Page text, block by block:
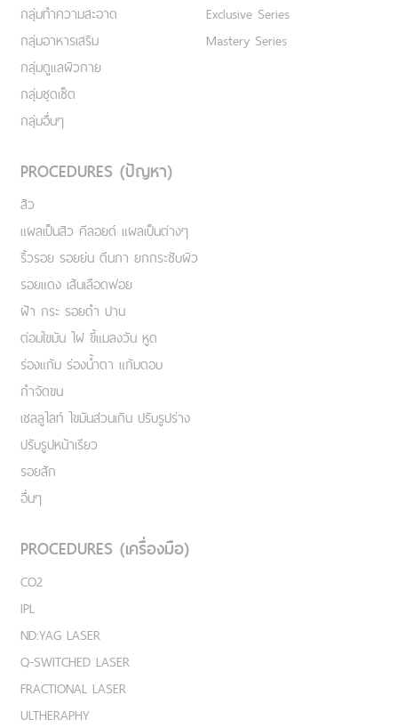
กลุ่มทำความสะอาด
กลุ่มอาหารเสริม
กลุ่มดูแลผิวกาย
กลุ่มชุดเซ็ต
กลุ่มอื่นๆ
Exclusive Series
Mastery Series
PROCEDURES (ปัญหา)
สิว
แผลเป็นสิว คีลอยด์ แผลเป็นต่างๆ
ริ้วรอย รอยย่น ตีนกา ยกกระชับผิว
รอยแดง เส้นเลือดฟอย
ฝ้า กระ รอยดำ ปาน
ต่อมไขมัน ไฝ ขี้แมลงวัน หูด
ร่องแก้ม ร่องน้ำตา แก้มตอบ
กำจัดขน
เชลลูไลท์ ไขมันส่วนเกิน ปรับรูปร่าง
ปรับรูปหน้าเรียว
รอยสัก
อื่นๆ
PROCEDURES (เครื่องมือ)
CO2
IPL
ND:YAG LASER
Q-SWITCHED LASER
FRACTIONAL LASER
ULTHERAPHY